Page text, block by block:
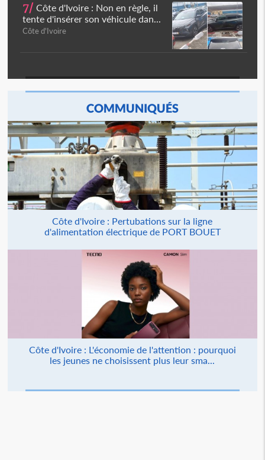
7/ Côte d'Ivoire : Non en règle, il
tente d'insérer son véhicule dan...
Côte d'Ivoire
COMMUNIQUÉS
Côte d'Ivoire : Pertubations sur la ligne
d'alimentation électrique de PORT BOUET
Côte d'Ivoire : L'économie de l'attention : pourquoi
les jeunes ne choisissent plus leur sma...